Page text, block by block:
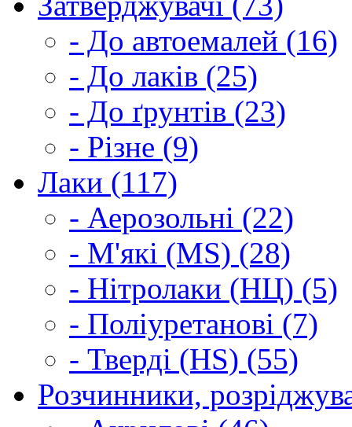
- До автоемалей (16)
- До лаків (25)
- До ґрунтів (23)
- Різне (9)
Лаки (117)
- Аерозольні (22)
- М'які (MS) (28)
- Нітролаки (НЦ) (5)
- Поліуретанові (7)
- Тверді (HS) (55)
Розчинники,